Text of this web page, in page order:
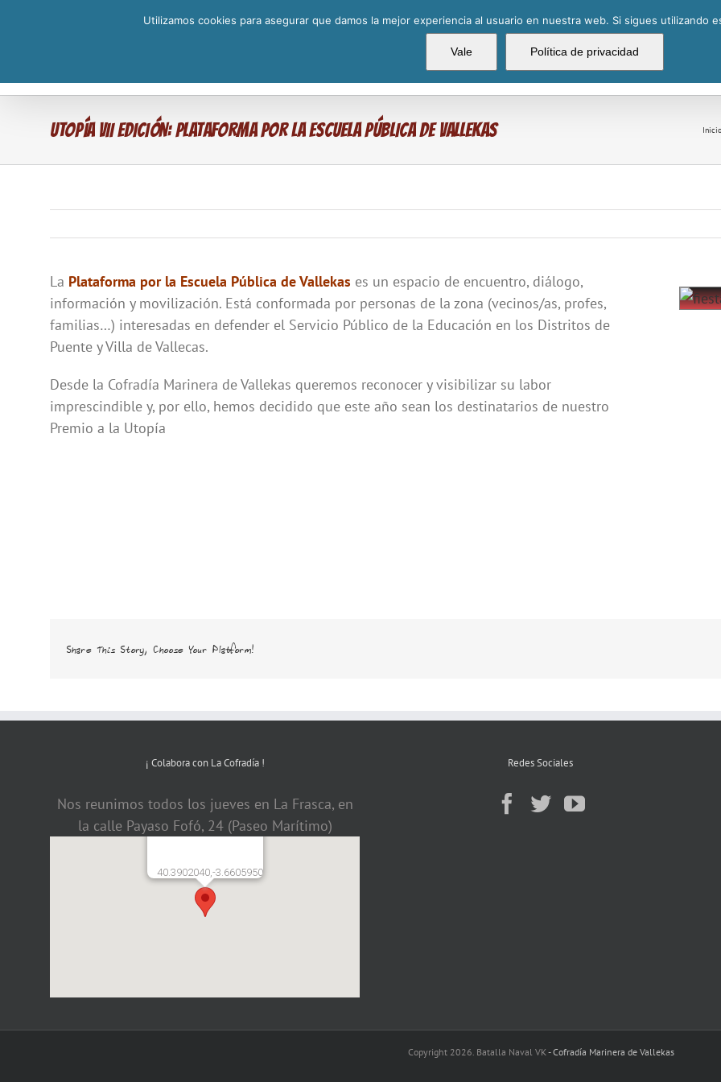
La Cofradía Batalla Naval
Utopía VII Edición: Plataforma por la Escuela Pública de Vallekas Inicio
View
La Plataforma por la Escuela Pública de Vallekas es un espacio de encuentro, diálogo,
información y movilización. Está conformada por personas de la zona (vecinos/as, profes,
familias…) interesadas en defender el Servicio Público de la Educación en los Distritos de
Puente y Villa de Vallecas.
Desde la Cofradía Marinera de Vallekas queremos reconocer y visibilizar su labor
imprescindible y, por ello, hemos decidido que este año sean los destinatarios de nuestro
Premio a la Utopía
Share This Story, Choose Your Platform!
¡ Colabora con La Cofradía !
Nos reunimos todos los jueves en La Frasca, en
la calle Payaso Fofó, 24 (Paseo Marítimo)
40.3902040,-3.6605950
Redes Sociales
Copyright 2026. Batalla Naval VK - Cofradía Marinera de Vallekas
Utilizamos cookies para asegurar que damos la mejor experiencia al usuario en nuestra web. Si sigues utilizando
Vale Política de privacidad